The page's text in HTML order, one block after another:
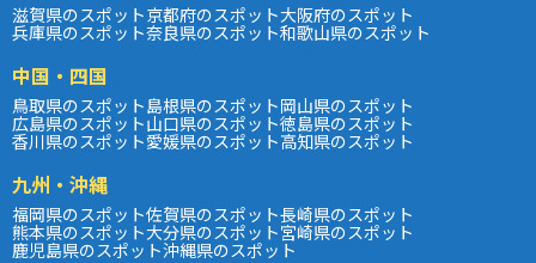
滋賀県のスポット京都府のスポット大阪府のスポット
兵庫県のスポット奈良県のスポット和歌山県のスポット
中国・四国
鳥取県のスポット島根県のスポット岡山県のスポット
広島県のスポット山口県のスポット徳島県のスポット
香川県のスポット愛媛県のスポット高知県のスポット
九州・沖縄
福岡県のスポット佐賀県のスポット長崎県のスポット
熊本県のスポット大分県のスポット宮崎県のスポット
鹿児島県のスポット沖縄県のスポット